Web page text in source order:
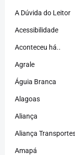
A Dúvida do Leitor
Acessibilidade
Aconteceu há..
Agrale
Águia Branca
Alagoas
Aliança
Aliança
Amapá